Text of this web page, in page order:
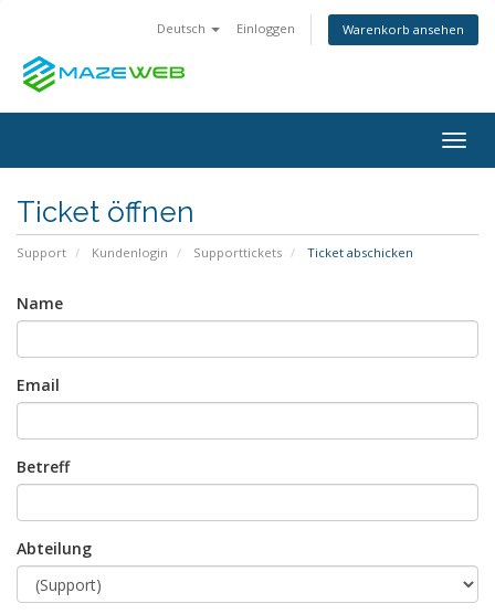
Deutsch Einloggen Warenkorb ansehen
Ticket öffnen
Support Kundenlogin Supporttickets Ticket abschicken
Name
Email
Betreff
Abteilung